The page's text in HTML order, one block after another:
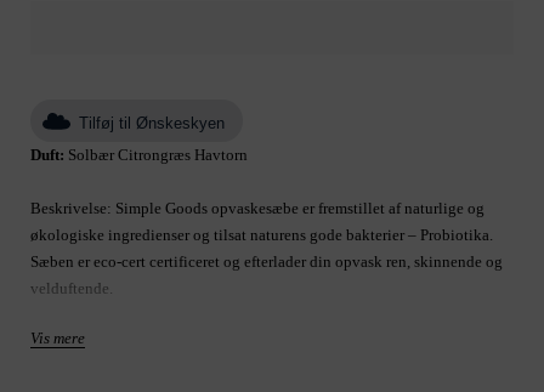
Tilføj til Ønskeskyen
Duft: Solbær Citrongræs Havtorn
Beskrivelse: Simple Goods opvaskesæbe er fremstillet af naturlige og
økologiske ingredienser og tilsat naturens gode bakterier – Probiotika.
Sæben er eco-cert certificeret og efterlader din opvask ren, skinnende og
velduftende.
Vi udvælger med omhu vores 100 % økologiske æteriske olier i forhold
Vis mere